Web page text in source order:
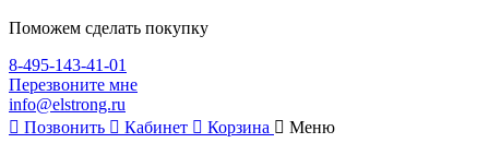
Поможем сделать покупку
8-495-143-41-01
Перезвоните мне
info@elstrong.ru
Позвонить
Кабинет Корзина Меню